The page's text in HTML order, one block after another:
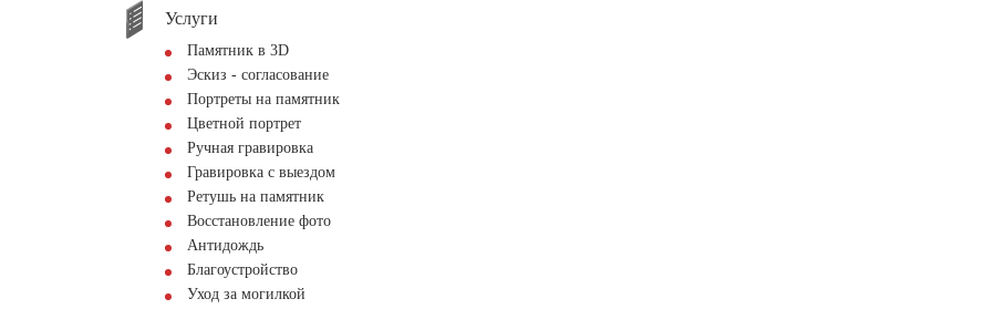
Услуги
Памятник в 3D
Эскиз - согласование
Портреты на памятник
Цветной портрет
Ручная гравировка
Гравировка с выездом
Ретушь на памятник
Восстановление фото
Антидождь
Благоустройство
Уход за могилкой